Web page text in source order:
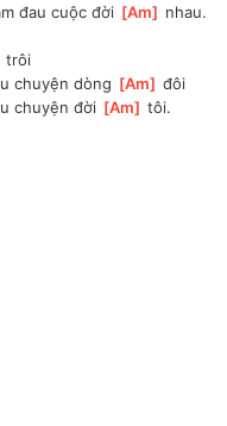
đau cuộc đời [Am nhau.
trôi
chuyện dòng [Am ] đôi
chuyện đời [Am ] tôi.